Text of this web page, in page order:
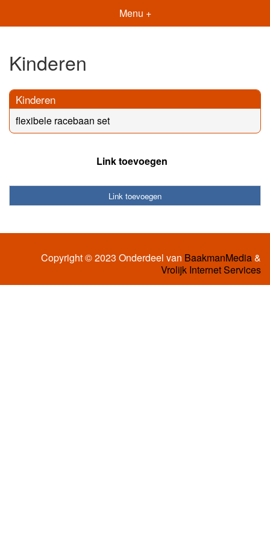
Menu +
Kinderen
Kinderen
flexibele racebaan set
Link toevoegen
Link toevoegen
Copyright © 2023 Onderdeel van BaakmanMedia&
Vrolijk Internet Services